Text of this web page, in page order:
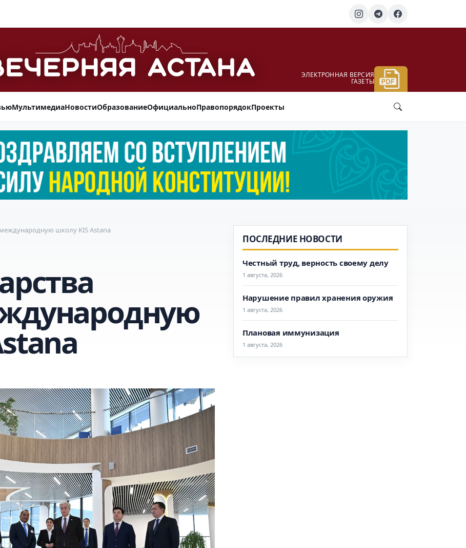
ЭЛЕКТРОННАЯ ВЕРСИЯ
ГАЗЕТЫ
МультимедиаНовостиОбразованиеОфициальноПравопорядокПроекты
международную школу KIS Astana
ПОСЛЕДНИЕ НОВОСТИ
Честный труд, верность своему делу
1 августа, 2026
Нарушение правил хранения оружия
1 августа, 2026
Плановая иммунизация
1 августа, 2026